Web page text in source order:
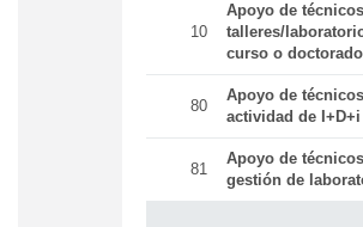
10
Apoyo de
talleres/
curso o doctorado
80
Apoyo de
actividad de I+D+i
81
Apoyo de
gestión de